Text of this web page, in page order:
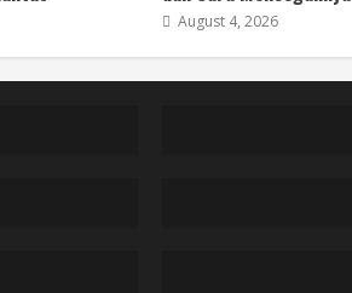
August 4, 2026